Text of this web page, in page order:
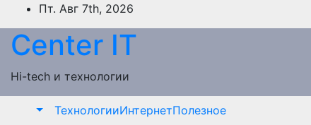
Перейти
к
содержимому
Пт. Авг 7th, 2026
Сenter IT
Hi-tech и технологии
ТехнологииИнтернетПолезное